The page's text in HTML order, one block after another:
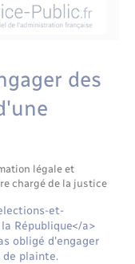
des
légale et
chargé de la justice
et-
République</a>
obligé d'engager
de plainte.